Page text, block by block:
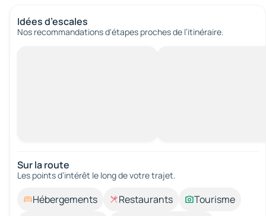
Idées d’escales
Nos recommandations d'étapes proches de l’itinéraire.
Sur la route
Les points d’intérêt le long de votre trajet.
Hébergements Restaurants
Tourisme